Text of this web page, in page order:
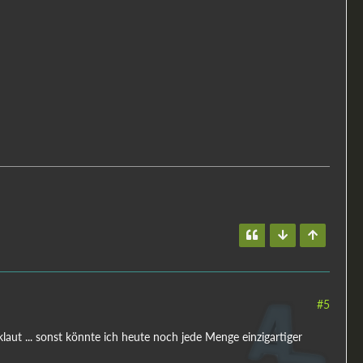
#5
... sonst könnte ich heute noch jede Menge einzigartiger